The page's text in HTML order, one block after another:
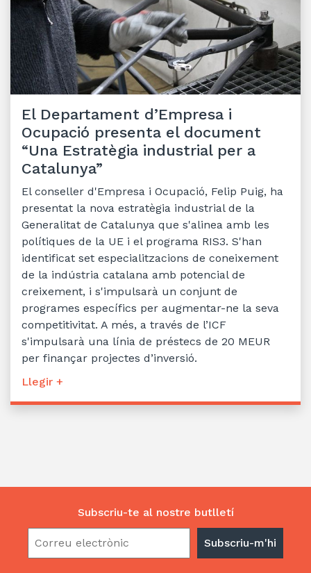
El Departament d’Empresa i
Ocupació presenta el document
“Una Estratègia industrial per a
Catalunya”
El conseller d'Empresa i Ocupació, Felip Puig, ha
presentat la nova estratègia industrial de la
Generalitat de Catalunya que s'alinea amb les
polítiques de la UE i el programa RIS3. S'han
identificat set especialitzacions de coneixement
de la indústria catalana amb potencial de
creixement, i s'impulsarà un conjunt de
programes específics per augmentar-ne la seva
competitivitat. A més, a través de l’ICF
s'impulsarà una línia de préstecs de 20 MEUR
per finançar projectes d’inversió.
Llegir +
Subscriu-te al nostre butlletí